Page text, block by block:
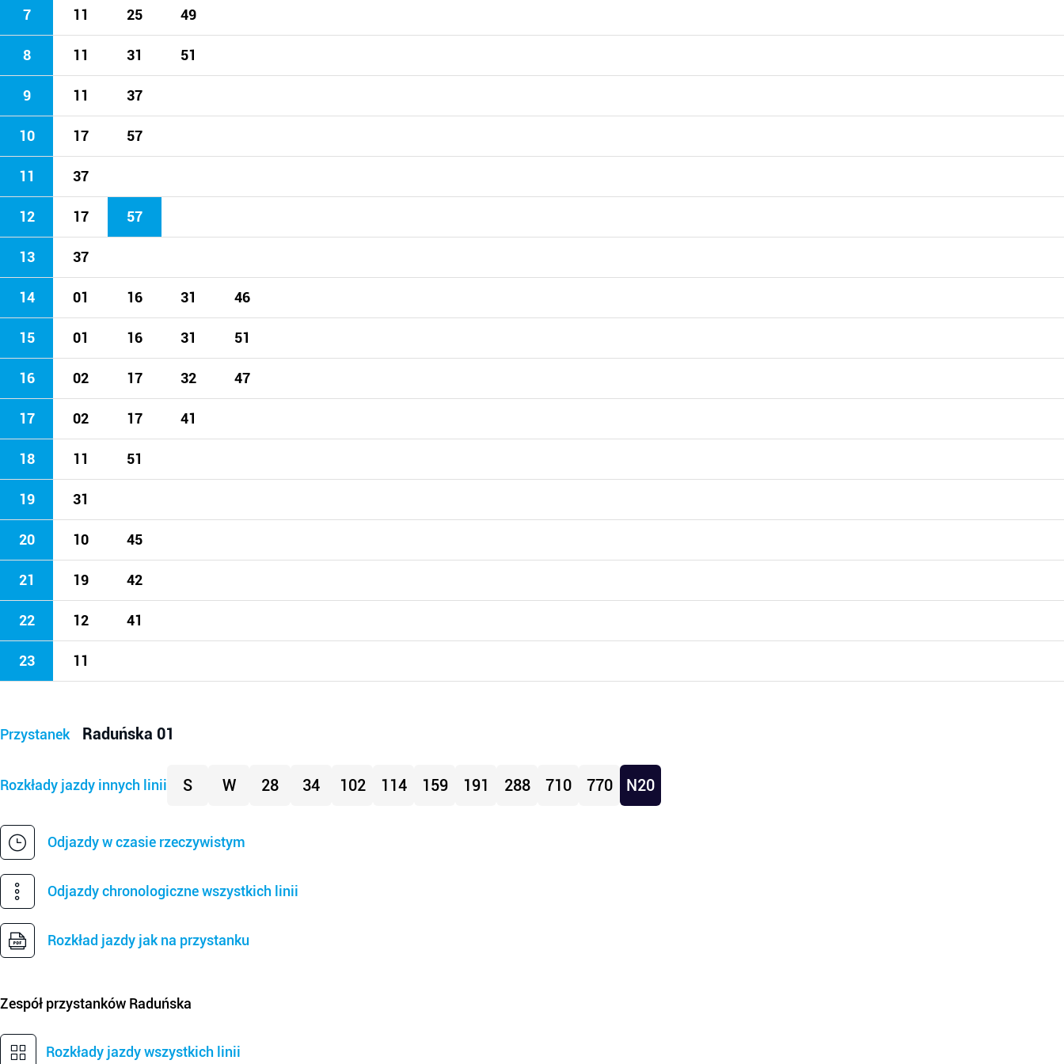
7 11 25 49
8 11 31 51
9 11 37
10 17 57
11 37
12 17 57
13 37
14 01 16 31 46
15 01 16 31 51
16 02 17 32 47
17 02 17 41
18 11 51
19 31
20 10 45
21 19 42
22 12 41
23 11
Przystanek Raduńska 01
Rozkłady jazdy innych linii S W 28 34 102 114 159 191 288 710 770 N20
Odjazdy w czasie rzeczywistym
Odjazdy chronologiczne wszystkich linii
Rozkład jazdy jak na przystanku
Zespół przystanków Raduńska
Rozkłady jazdy wszystkich linii